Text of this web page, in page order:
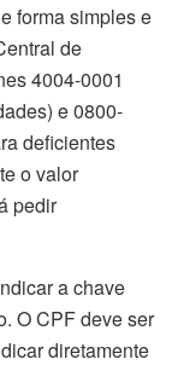
forma simples e
de
4004-0001
e 0800-
deficientes
o valor
pedir
a chave
O CPF deve ser
diretamente